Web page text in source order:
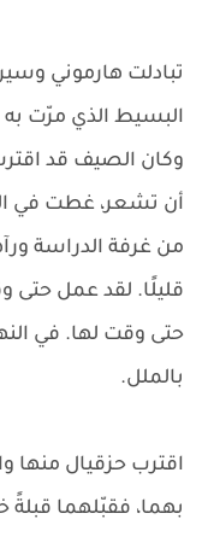
تبادلت هارموني
البسيط الذي مرّت
وكان الصيف قد
أن تشعر، غطت في
من غرفة الدراسة
قليلًا. لقد عمل حتى
حتى وقت لها. في
بالملل.
اقترب حزقيال منها
بهما، فقبّلهما قبلةً